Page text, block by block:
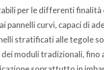
per le differenti
pannelli curvi, capaci di
stratificati alle tegole
moduli tradizionali, fino